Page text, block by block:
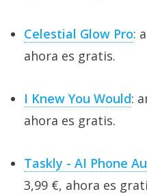
Celestial Glow Pro:
ahora es gratis.
I Knew You Would:
ahora es gratis.
Taskly - AI Phone
3,99 €, ahora es